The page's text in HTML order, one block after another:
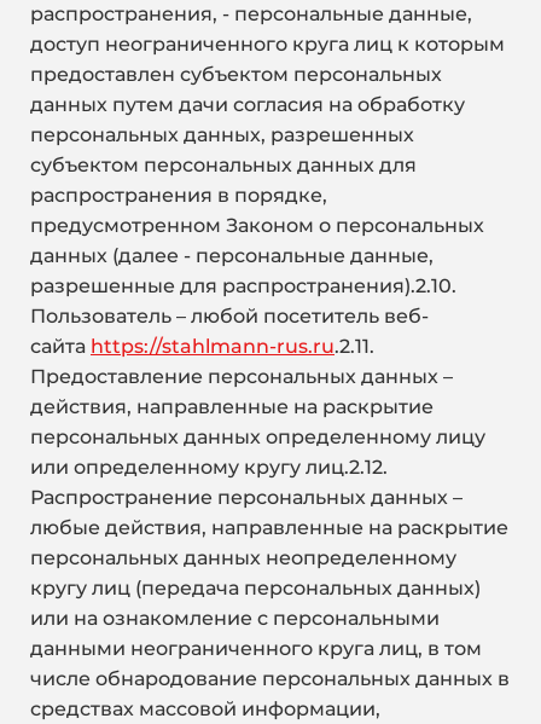
распространения, - персональные данные,
доступ неограниченного круга лиц к которым
предоставлен субъектом персональных
данных путем дачи согласия на обработку
персональных данных, разрешенных
субъектом персональных данных для
распространения в порядке,
предусмотренном Законом о персональных
данных (далее - персональные данные,
разрешенные для распространения).2.10.
Пользователь – любой посетитель веб-
сайта https://stahlmann-rus.ru.2.11.
Предоставление персональных данных –
действия, направленные на раскрытие
персональных данных определенному лицу
или определенному кругу лиц.2.12.
Распространение персональных данных –
любые действия, направленные на раскрытие
персональных данных неопределенному
кругу лиц (передача персональных данных)
или на ознакомление с персональными
данными неограниченного круга лиц, в том
числе обнародование персональных данных в
средствах массовой информации,